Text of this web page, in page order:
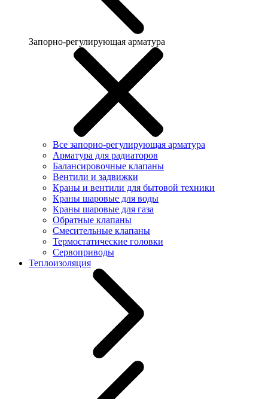
Запорно-регулирующая арматура
Все запорно-регулирующая арматура
Арматура для радиаторов
Балансировочные клапаны
Вентили и задвижки
Краны и вентили для бытовой техники
Краны шаровые для воды
Краны шаровые для газа
Обратные клапаны
Смесительные клапаны
Термостатические головки
Сервоприводы
Теплоизоляция